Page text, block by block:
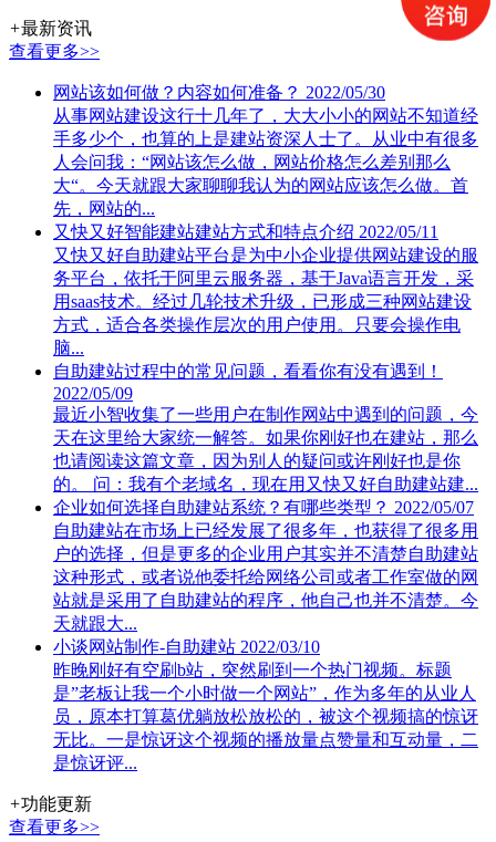
+最新资讯
查看更多>>
网站该如何做？内容如何准备？ 2022/05/30
从事网站建设这行十几年了，大大小小的网站不知道经
手多少个，也算的上是建站资深人士了。从业中有很多
人会问我：“网站该怎么做，网站价格怎么差别那么
大“。今天就跟大家聊聊我认为的网站应该怎么做。首
先，网站的...
又快又好智能建站建站方式和特点介绍 2022/05/11
又快又好自助建站平台是为中小企业提供网站建设的服
务平台，依托于阿里云服务器，基于Java语言开发，采
用saas技术。经过几轮技术升级，已形成三种网站建设
方式，适合各类操作层次的用户使用。只要会操作电
脑...
自助建站过程中的常见问题，看看你有没有遇到！
2022/05/09
最近小智收集了一些用户在制作网站中遇到的问题，今
天在这里给大家统一解答。如果你刚好也在建站，那么
也请阅读这篇文章，因为别人的疑问或许刚好也是你
的。 问：我有个老域名，现在用又快又好自助建站建...
企业如何选择自助建站系统？有哪些类型？ 2022/05/07
自助建站在市场上已经发展了很多年，也获得了很多用
户的选择，但是更多的企业用户其实并不清楚自助建站
这种形式，或者说他委托给网络公司或者工作室做的网
站就是采用了自助建站的程序，他自己也并不清楚。今
天就跟大...
小谈网站制作-自助建站 2022/03/10
昨晚刚好有空刷b站，突然刷到一个热门视频。标题
是”老板让我一个小时做一个网站”，作为多年的从业人
员，原本打算葛优躺放松放松的，被这个视频搞的惊讶
无比。一是惊讶这个视频的播放量点赞量和互动量，二
是惊讶评...
+功能更新
查看更多>>